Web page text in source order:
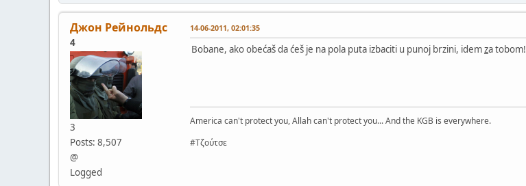
Джон Рейнольдс
4
3
Posts: 8,507
@
Logged
14-06-2011, 02:01:35
Bobane, ako obećaš da ćeš je na pola puta izbaciti u punoj brzini, idemza tobom!
America can't protect you, Allah can't protect you... And the KGB is everywhere.
#Τζούτσε